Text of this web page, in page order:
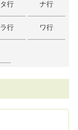
タ行 ナ行
ラ行 ワ行